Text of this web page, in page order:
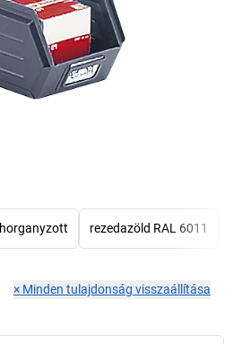
horganyzott rezedazöld RAL 6011
× Minden tulajdonság visszaállítása